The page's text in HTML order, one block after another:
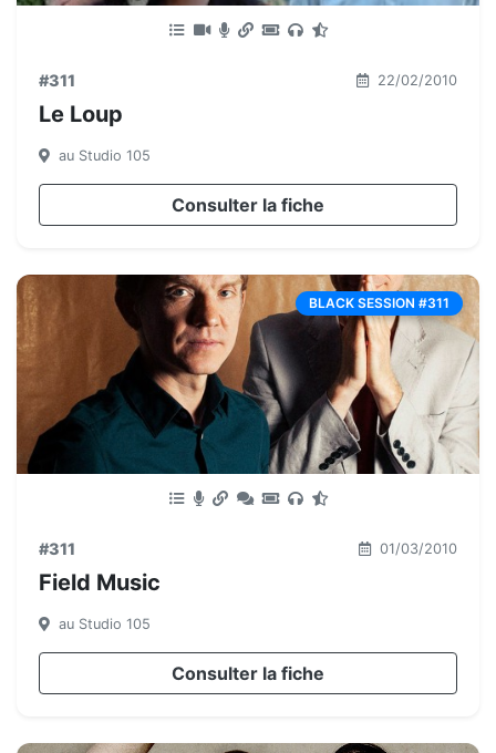
#311 22/02/2010
Le Loup
au Studio 105
Consulter la fiche
BLACK SESSION #311
#311 01/03/2010
Field Music
au Studio 105
Consulter la fiche